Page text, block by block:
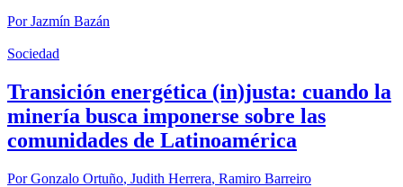
PorJazmín Bazán
Sociedad
Transición energética (in)justa: cuando la
minería busca imponerse sobre las
comunidades de Latinoamérica
PorGonzalo Ortuño, Judith Herrera, Ramiro Barreiro